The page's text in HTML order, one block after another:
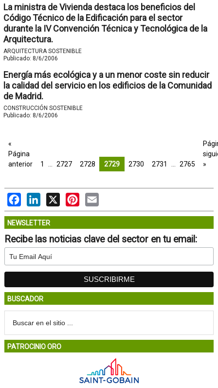
La ministra de Vivienda destaca los beneficios del
Código Técnico de la Edificación para el sector
durante la IV Convención Técnica y Tecnológica de la
Arquitectura.
ARQUITECTURA SOSTENIBLE
Publicado: 8/6/2006
Energía más ecológica y a un menor coste sin reducir
la calidad del servicio en los edificios de la Comunidad
de Madrid.
CONSTRUCCIÓN SOSTENIBLE
Publicado: 8/6/2006
«
Página
anterior
1 2727 2728 2729 2730 2731 2765
»
FacebookLinkedIn
X PinterestEmail
NEWSLETTER
Recibe las noticias clave del sector en tu email:
BUSCADOR
PATROCINIO ORO